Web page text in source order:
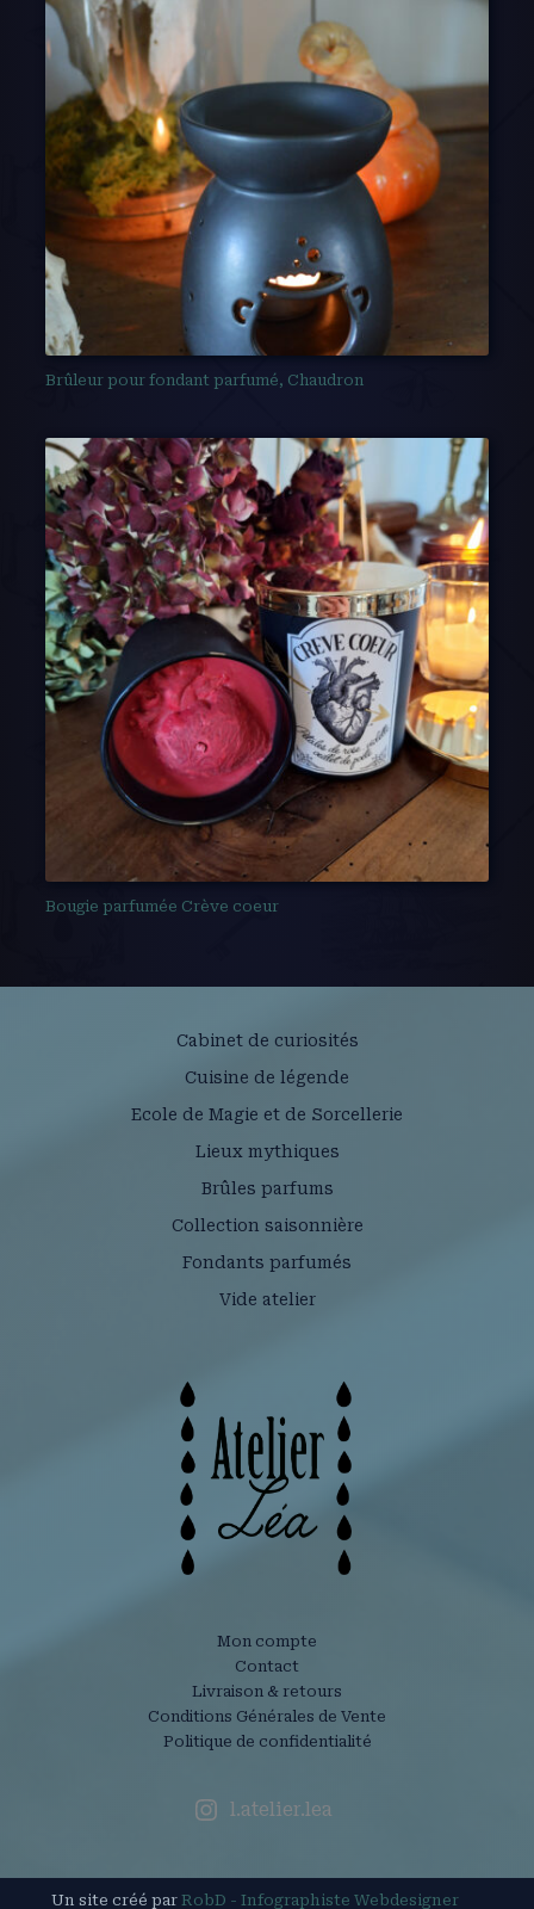
Brûleur pour fondant parfumé, Chaudron
Bougie parfumée Crève coeur
Cabinet de curiosités
Cuisine de légende
Ecole de Magie et de Sorcellerie
Lieux mythiques
Brûles parfums
Collection saisonnière
Fondants parfumés
Vide atelier
Mon compte
Contact
Livraison & retours
Conditions Générales de Vente
Politique de confidentialité
l.atelier.lea
Un site créé par RobD - Infographiste Webdesigner